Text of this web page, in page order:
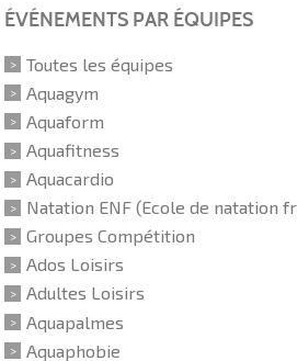
ÉVÉNEMENTS PAR ÉQUIPES
Toutes les équipes
Aquagym
Aquaform
Aquafitness
Aquacardio
Natation ENF (Ecole de natation
Groupes Compétition
Ados Loisirs
Adultes Loisirs
Aquapalmes
Aquaphobie